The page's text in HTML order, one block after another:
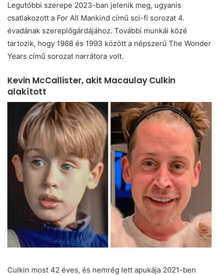
Legutóbbi szerepe 2023-ban jelenik meg, ugyanis
csatlakozott a For All Mankind című sci-fi sorozat 4.
évadának szereplőgárdájához. További munkái közé
tartozik, hogy 1988 és 1993 között a népszerű The Wonder
Years című sorozat narrátora volt.
Kevin McCallister, akit Macaulay Culkin
alakított
Culkin most 42 éves, és nemrég lett apukája 2021-ben